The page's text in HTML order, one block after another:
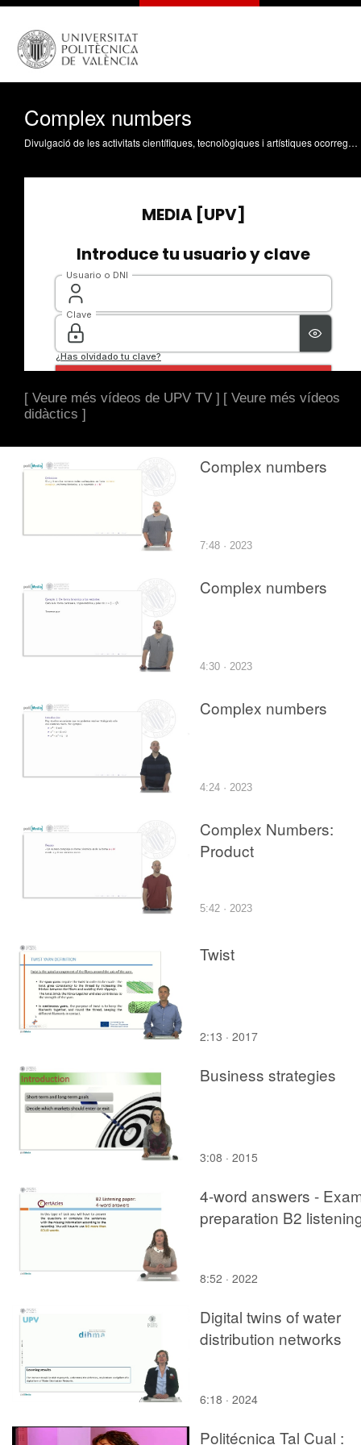
Complex numbers
Divulgació de les activitats científiques, tecnològiques i artístiques ocorregudes en els tres campus de la UPV
[ Veure més vídeos de UPV TV ] [ Veure més vídeos
didàctics ]
Complex numbers
7:48 · 2023
Complex numbers
4:30 · 2023
Complex numbers
4:24 · 2023
Complex Numbers:
Product
5:42 · 2023
Twist
2:13 · 2017
Business strategies
3:08 · 2015
4-word answers -
preparation B2
8:52 · 2022
Digital twins of water
distribution networks
6:18 · 2024
Politécnica Tal Cual :